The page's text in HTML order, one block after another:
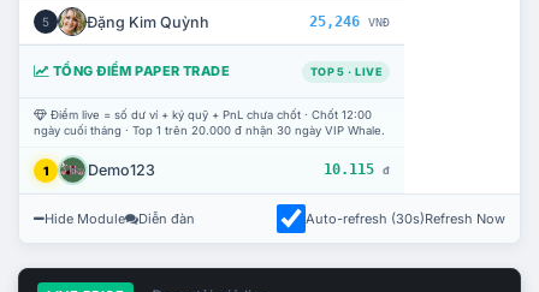
5 Đặng Kim Quỳnh 25,246 VNĐ
TỔNG ĐIỂM PAPER TRADE TOP 5 · LIVE
Điểm live = số dư ví + ký quỹ + PnL chưa chốt · Chốt 12:00
ngày cuối tháng · Top 1 trên 20.000 đ nhận 30 ngày VIP Whale.
1 Demo123 10.115 đ
Hide Module Diễn đàn Auto-refresh (30s)Refresh Now